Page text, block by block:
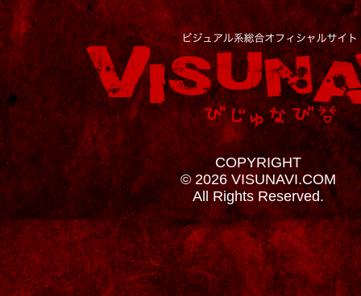
COPYRIGHT
© 2026 VISUNAVI.COM
All Rights Reserved.